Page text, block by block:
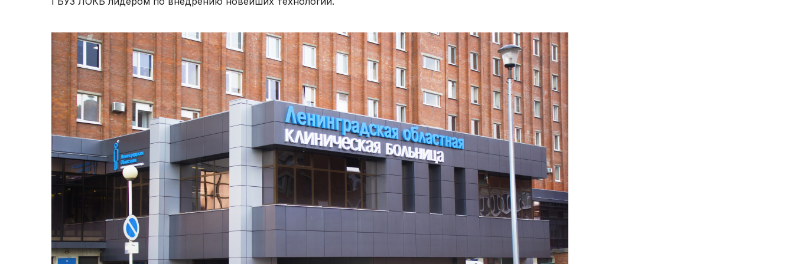
Чекап «Онкориски.
Мужской»
Чекап «Онкориски.
Женский»
Стоматологические
услуги
Функциональная
диагностика
Лучевая диагностика
Эндоскопическая
диагностика
Лабораторная
диагностика
Операции хирургические
рентгенохирургические
Операции
Памятка для граждан о
гарантиях бесплатного
оказания медицинской
помощи
Страхование ДМС
Оформление справки для
налогового вычета
Информация для
потребителей НОК
Информация о
беременности
Информация об аборте
Правила внутреннего